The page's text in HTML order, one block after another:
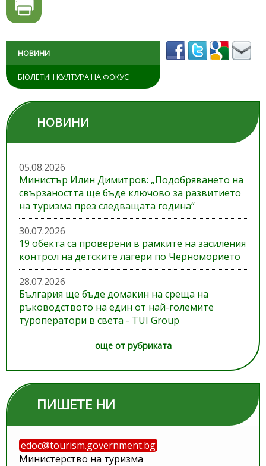
НОВИНИ
БЮЛЕТИН КУЛТУРА НА ФОКУС
НОВИНИ
05.08.2026
Министър Илин Димитров: „Подобряването на
свързаността ще бъде ключово за развитието
на туризма през следващата година“
30.07.2026
19 обекта са проверени в рамките на засиления
контрол на детските лагери по Черноморието
28.07.2026
България ще бъде домакин на среща на
ръководството на един от най-големите
туроператори в света - TUI Group
още от рубриката
ПИШЕТЕ НИ
edoc@tourism.government.bg
Министерство на туризма